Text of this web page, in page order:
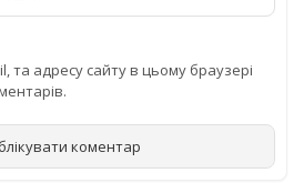
та адресу сайту в цьому браузері